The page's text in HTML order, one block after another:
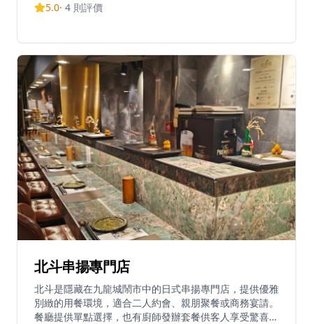
程。餐廳提供約19道菜的無菜單料理體驗，每位價格為
享受正宗的無菜單料理體驗。螢雪以物有所值的無菜單料
理、優質食材和合理價格而聞名，在香港競爭激烈的餐飲
市場中獲得認可。建議提前預約，可透過WhatsApp預
訂。餐廳在社交媒體上保持活躍，Instagram擁有超過
1,600名追隨者。
5.0· 4 則評價
北斗串揚專門店
北斗是隱藏在九龍城鬧市中的日式串揚專門店，提供優雅
別緻的用餐環境，適合二人約會、親朋聚餐或商務宴請。
餐廳提供單點選擇，也有廚師發辦套餐供客人享受驚喜體